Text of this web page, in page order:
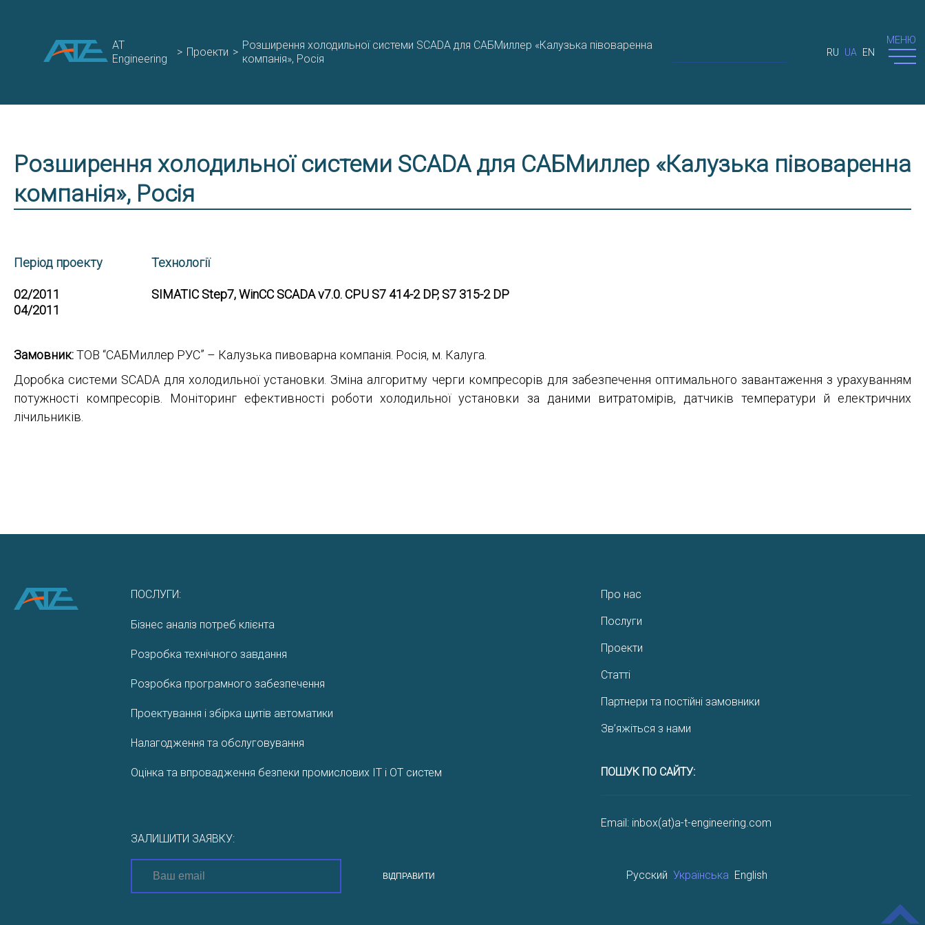
AT
Engineering
> Проекти >
Розширення холодильної системи SCADA для САБМиллер «Калузька півоваренна
компанія», Росія
RU UA EN
МЕНЮ
Розширення холодильної системи SCADA для САБМиллер «Калузька півоваренна
компанія», Росія
Період проекту
02/2011
04/2011
Технології
SIMATIC Step7, WinCC SCADA v7.0. CPU S7 414-2 DP, S7 315-2 DP
Замовник:ТОВ “САБМиллер РУС” – Калузька пивоварна компанія. Росія, м. Калуга.
Доробка системи SCADA для холодильної установки. Зміна алгоритму черги компресорів для забезпечення оптимального завантаження з урахуванням
потужності компресорів. Моніторинг ефективності роботи холодильної установки за даними витратомірів, датчиків температури й електричних
лічильників.
ПОСЛУГИ:
Бізнес аналіз потреб клієнта
Розробка технічного завдання
Розробка програмного забезпечення
Проектування і збірка щитів автоматики
Налагодження та обслуговування
Оцінка та впровадження безпеки промислових IT і OT систем
ЗАЛИШИТИ ЗАЯВКУ:
ВІДПРАВИТИ
Про нас
Послуги
Проекти
Статті
Партнери та постійні замовники
Зв’яжіться з нами
ПОШУК ПО САЙТУ:
Email: inbox(at)a-t-engineering.com
Русский Українська English